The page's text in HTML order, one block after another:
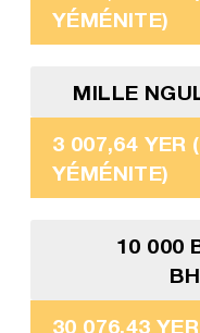
YÉMÉNITE)
MILLE
3 007,64 YER
YÉMÉNITE)
10 000
30 076,43 YER